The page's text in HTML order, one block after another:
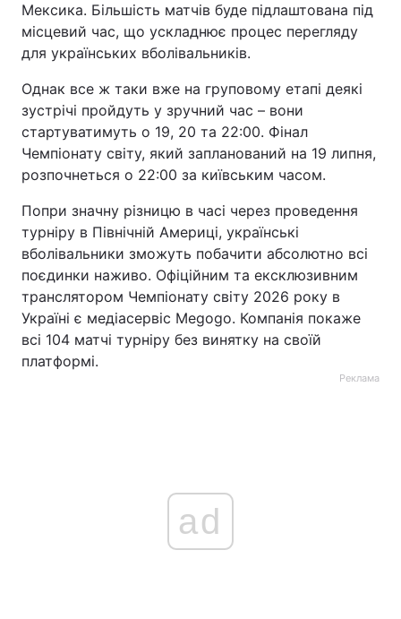
Мексика. Більшість матчів буде підлаштована під
місцевий час, що ускладнює процес перегляду
для українських вболівальників.
Однак все ж таки вже на груповому етапі деякі
зустрічі пройдуть у зручний час – вони
стартуватимуть о 19, 20 та 22:00. Фінал
Чемпіонату світу, який запланований на 19 липня,
розпочнеться о 22:00 за київським часом.
Попри значну різницю в часі через проведення
турніру в Північній Америці, українські
вболівальники зможуть побачити абсолютно всі
поєдинки наживо. Офіційним та ексклюзивним
транслятором Чемпіонату світу 2026 року в
Україні є медіасервіс Megogo. Компанія покаже
всі 104 матчі турніру без винятку на своїй
платформі.
Реклама
ad